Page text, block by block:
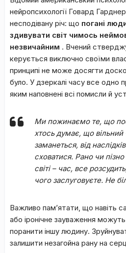
нейропсихології Говард
несподівану річ: що погані
здивувати світ чимось
незвичайним . Вчений
керується виключно своїми
принципі не може досягти
було. У дзеркалі часу все одно
яким наповнені всі помисли й
Ми пожинаємо те, що
хтось думає, що вільний
заманеться, від
сховатися. Рано чи
світі – час, все
чого заслуговуєте. Не
Важливо пам’ятати, що навіть
або іронічне зауваження
поранити іншу людину.
залишити незагойна рану на